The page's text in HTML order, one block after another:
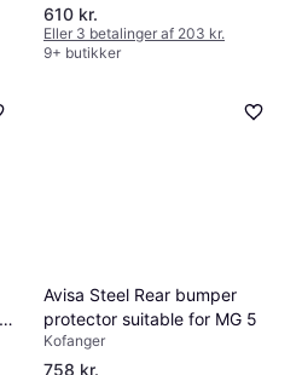
610 kr.
Eller 3 betalinger af 203 kr.
9+ butikker
Avisa Steel Rear bumper
protector suitable for MG 5
Kofanger
758 kr.